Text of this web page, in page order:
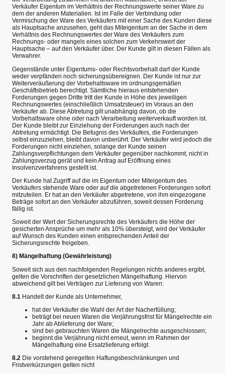
Verkäufer Eigentum im Verhältnis der Rechnungswerte seiner Ware zu
dem der anderen Materialien. Ist im Falle der Verbindung oder
Vermischung der Ware des Verkäufers mit einer Sache des Kunden diese
als Hauptsache anzusehen, geht das Miteigentum an der Sache in dem
Verhältnis des Rechnungswertes der Ware des Verkäufers zum
Rechnungs- oder mangels eines solchen zum Verkehrswert der
Hauptsache – auf den Verkäufer über. Der Kunde gilt in diesen Fällen als
Verwahrer.
Gegenstände unter Eigentums- oder Rechtsvorbehalt darf der Kunde
weder verpfänden noch sicherungsübereignen. Der Kunde ist nur zur
Weiterveräußerung der Vorbehaltsware im ordnungsgemäßen
Geschäftsbetrieb berechtigt. Sämtliche hieraus entstehenden
Forderungen gegen Dritte tritt der Kunde in Höhe des jeweiligen
Rechnungswertes (einschließlich Umsatzsteuer) im Voraus an den
Verkäufer ab. Diese Abtretung gilt unabhängig davon, ob die
Vorbehaltsware ohne oder nach Verarbeitung weiterverkauft worden ist.
Der Kunde bleibt zur Einziehung der Forderungen auch nach der
Abtretung ermächtigt. Die Befugnis des Verkäufers, die Forderungen
selbst einzuziehen, bleibt davon unberührt. Der Verkäufer wird jedoch die
Forderungen nicht einziehen, solange der Kunde seinen
Zahlungsverpflichtungen dem Verkäufer gegenüber nachkommt, nicht in
Zahlungsverzug gerät und kein Antrag auf Eröffnung eines
Insolvenzverfahrens gestellt ist.
Der Kunde hat Zugriff auf die im Eigentum oder Miteigentum des
Verkäufers stehende Ware oder auf die abgetretenen Forderungen sofort
mitzuteilen. Er hat an den Verkäufer abgetretene, von ihm eingezogene
Beträge sofort an den Verkäufer abzuführen, soweit dessen Forderung
fällig ist.
Soweit der Wert der Sicherungsrechte des Verkäufers die Höhe der
gesicherten Ansprüche um mehr als 10% übersteigt, wird der Verkäufer
auf Wunsch des Kunden einen entsprechenden Anteil der
Sicherungsrechte freigeben.
8) Mängelhaftung (Gewährleistung)
Soweit sich aus den nachfolgenden Regelungen nichts anderes ergibt,
gelten die Vorschriften der gesetzlichen Mängelhaftung. Hiervon
abweichend gilt bei Verträgen zur Lieferung von Waren:
8.1 Handelt der Kunde als Unternehmer,
hat der Verkäufer die Wahl der Art der Nacherfüllung;
beträgt bei neuen Waren die Verjährungsfrist für Mängelrechte ein
Jahr ab Ablieferung der Ware;
sind bei gebrauchten Waren die Mängelrechte ausgeschlossen;
beginnt die Verjährung nicht erneut, wenn im Rahmen der
Mängelhaftung eine Ersatzlieferung erfolgt.
8.2 Die vorstehend geregelten Haftungsbeschränkungen und
Fristverkürzungen gelten nicht